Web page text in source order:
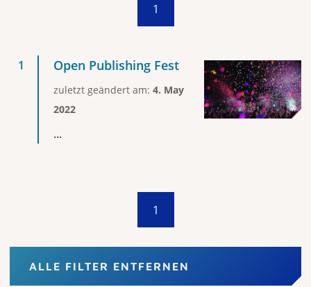
1
Open Publishing Fest
zuletzt geändert am: 4. May
2022
...
1
ALLE FILTER ENTFERNEN